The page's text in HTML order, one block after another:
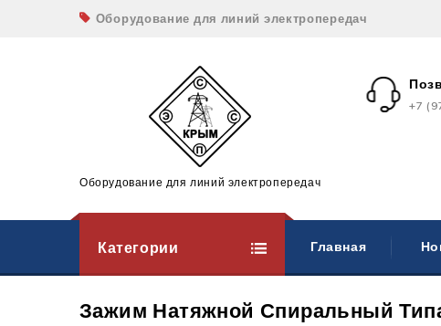
Оборудование для линий электропередач
Оборудование для линий электропередач
+7
Категории Главная
Зажим Натяжной Спиральный